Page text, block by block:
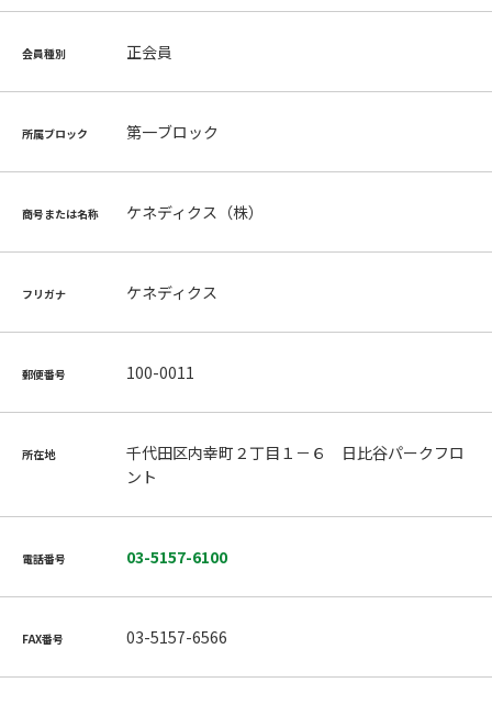
会員種別 正会員
所属ブロック 第一ブロック
商号または名称 ケネディクス（株）
フリガナ ケネディクス
郵便番号 100-0011
所在地
千代田区内幸町２丁目１－６ 日比谷パークフロ
ント
電話番号 03-5157-6100
FAX番号 03-5157-6566